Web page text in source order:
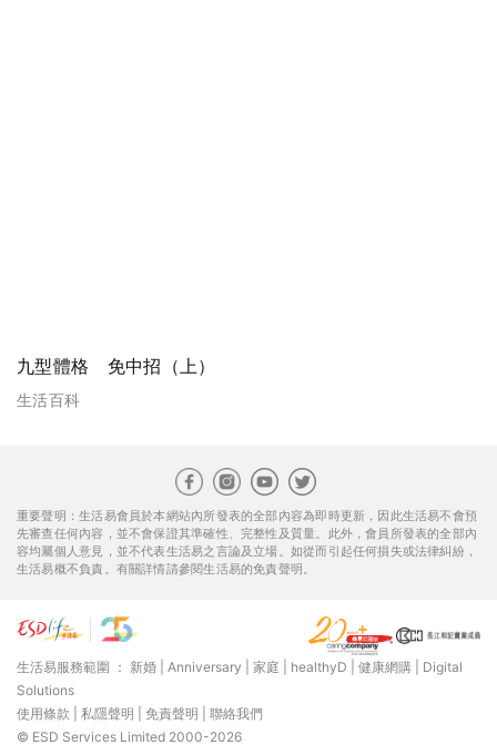
九型體格 免中招（上）
生活百科
重要聲明：生活易會員於本網站內所發表的全部內容為即時更新，因此生活易不會預
先審查任何內容，並不會保證其準確性、完整性及質量。此外，會員所發表的全部內
容均屬個人意見，並不代表生活易之言論及立場。如從而引起任何損失或法律糾紛，
生活易概不負責。有關詳情請參閱生活易的免責聲明。
生活易服務範圍 ： 新婚 Anniversary 家庭 healthyD 健康網購
Digital
Solutions
使用條款
私隱聲明 免責聲明
聯絡我們
© ESD Services Limited 2000-2026